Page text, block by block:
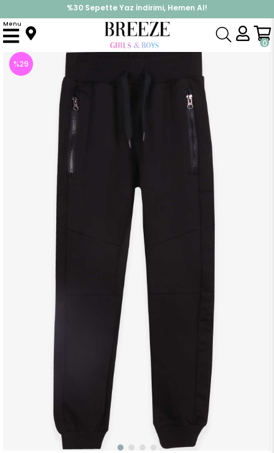
%30 Sepette Yaz İndirimi, Hemen Al!
İndirimlere ek %10 İndirimi Kap, Hemen Üye Ol!
0
Menu
Anasayfa Alt Giyim Eşofman Altı Erkek Çocuk Eşofman Altı Siyah (10 Yaş)
%29